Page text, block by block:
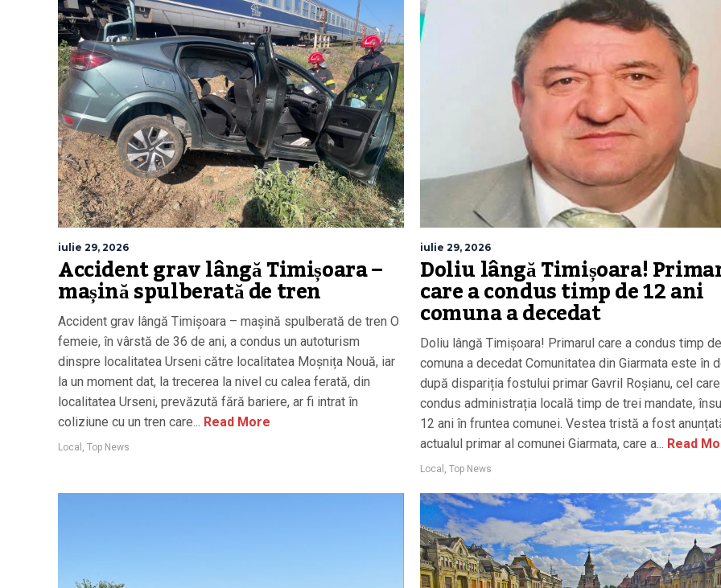
iulie 29, 2026
Accident grav lângă Timișoara –
mașină spulberată de tren
Accident grav lângă Timișoara – mașină spulberată de tren O
femeie, în vârstă de 36 de ani, a condus un autoturism
dinspre localitatea Urseni către localitatea Moșnița Nouă, iar
la un moment dat, la trecerea la nivel cu calea ferată, din
localitatea Urseni, prevăzută fără bariere, ar fi intrat în
coliziune cu un tren care... Read More
Local Top News
iulie 29, 2026
Doliu lângă Timișoara!
care a condus timp de 12 ani
comuna a decedat
Doliu lângă Timișoara! Primarul care a condus timp
comuna a decedat Comunitatea din Giarmata este în
după dispariția fostului primar Gavril Roșianu, cel
condus administrația locală timp de trei mandate,
12 ani în fruntea comunei. Vestea tristă a fost
actualul primar al comunei Giarmata, care a... Read
Local Top News